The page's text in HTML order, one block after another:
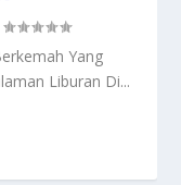
Yang
Liburan Di...